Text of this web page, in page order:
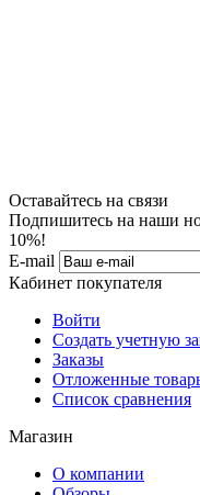
Оставайтесь на связи
Подпишитесь на наши
10%!
E-mail
Кабинет покупателя
Войти
Создать учетную
Заказы
Отложенные
Список сравнения
Магазин
О компании